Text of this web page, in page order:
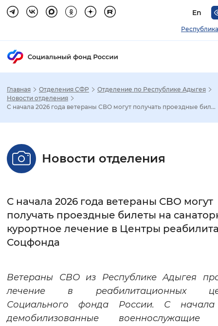
En
Настройка режима отображения
Стандартный Увеличенный
Интервал между буквами
Цвет сайта
Монохромный Инверсивный
Синий фон
Главная Отделения СФР
Отделение по Республике Адыгея
Новости отделения
С начала 2026 года ветераны СВО могут получать проездные бил...
Новости отделения
С начала 2026 года ветераны СВО могут
получать проездные билеты на
курортное лечение в Центры
Соцфонда
Ветераны СВО из Республике Адыгея
лечение в реабилитационных
Социального фонда России. С
демобилизованные военнослужащие